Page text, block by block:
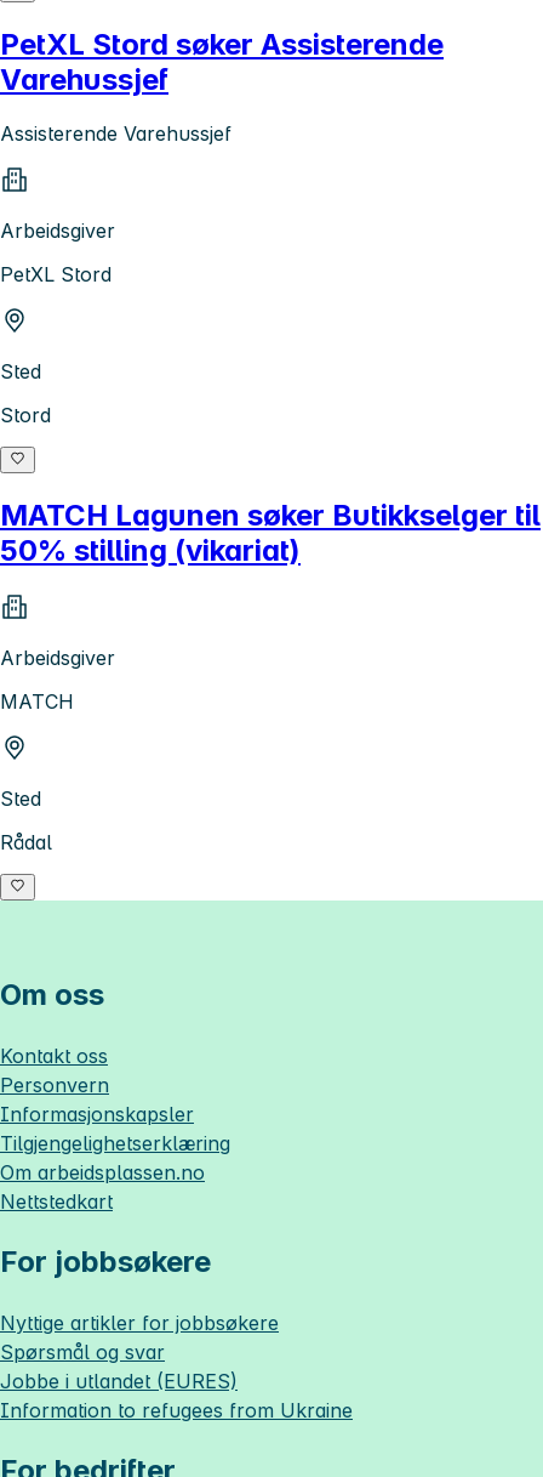
PetXL Stord søker Assisterende
Varehussjef
Assisterende Varehussjef
Arbeidsgiver
PetXL Stord
Sted
Stord
MATCH Lagunen søker Butikkselger til
50% stilling (vikariat)
Arbeidsgiver
MATCH
Sted
Rådal
Om oss
Kontakt oss
Personvern
Informasjonskapsler
Tilgjengelighetserklæring
Om arbeidsplassen.no
Nettstedkart
For jobbsøkere
Nyttige artikler for jobbsøkere
Spørsmål og svar
Jobbe i utlandet (EURES)
Information to refugees from Ukraine
For bedrifter